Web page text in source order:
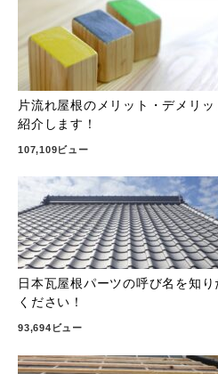
片流れ屋根のメリット・デメリ
紹介します！
107,109ビュー
日本瓦屋根パーツの呼び名を知
ください！
93,694ビュー